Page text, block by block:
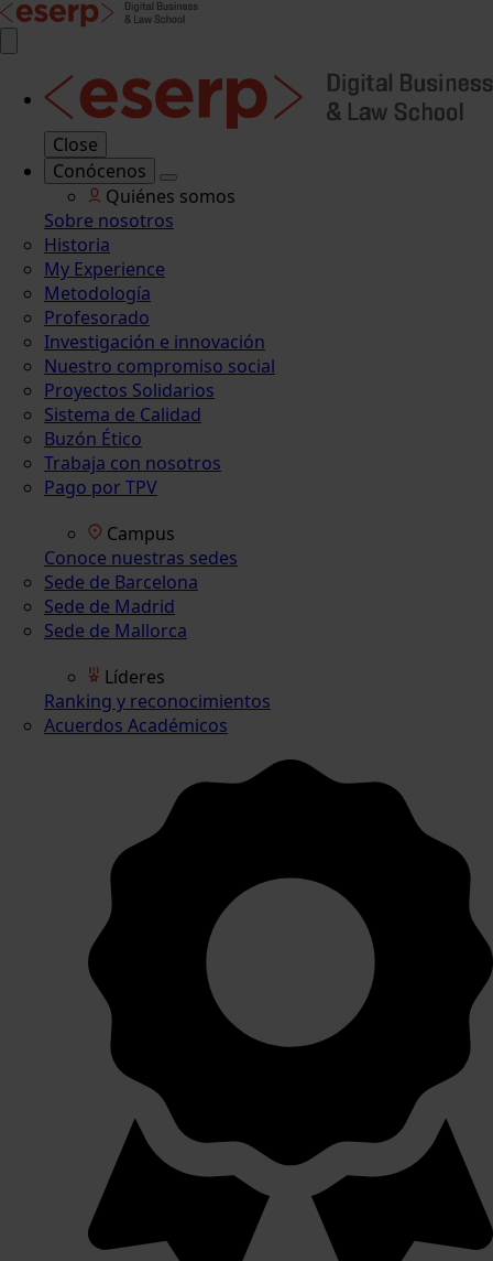
Close
Conócenos
Quiénes somos
Sobre nosotros
Historia
My Experience
Metodología
Profesorado
Investigación e innovación
Nuestro compromiso social
Proyectos Solidarios
Sistema de Calidad
Buzón Ético
Trabaja con nosotros
Pago por TPV
Campus
Conoce nuestras sedes
Sede de Barcelona
Sede de Madrid
Sede de Mallorca
Líderes
Ranking y reconocimientos
Acuerdos Académicos